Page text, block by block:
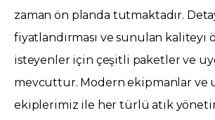
zaman ön planda tutmaktadır.
fiyatlandırması ve sunulan kaliteyi
isteyenler için çeşitli paketler ve
mevcuttur. Modern ekipmanlar ve
ekiplerimiz ile her türlü atık